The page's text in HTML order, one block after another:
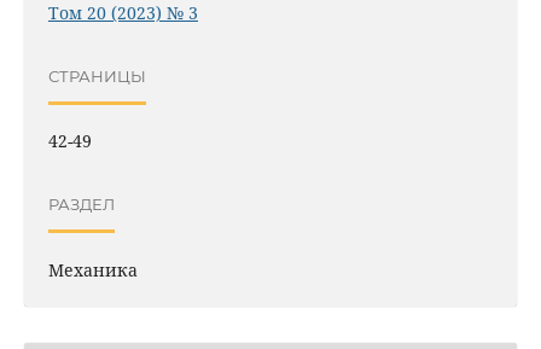
Том 20 (2023) № 3
СТРАНИЦЫ
42-49
РАЗДЕЛ
Механика